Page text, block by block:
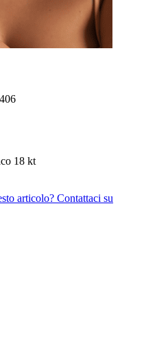
18 kt
articolo? Contattaci su